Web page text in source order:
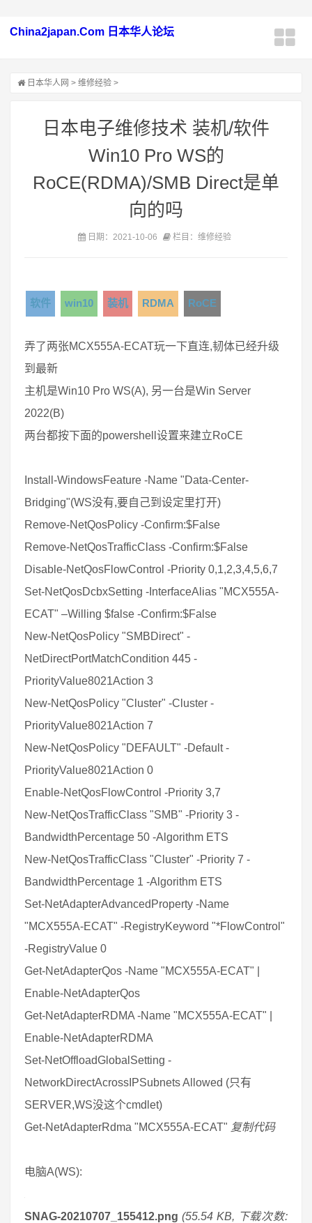
China2japan.Com 日本华人论坛
日本华人网 > 维修经验 >
日本电子维修技术 装机/软件
Win10 Pro WS的
RoCE(RDMA)/SMB Direct是单
向的吗
日期：2021-10-06 栏目：维修经验
软件 win10 装机 RDMA RoCE
弄了两张MCX555A-ECAT玩一下直连,韧体已经升级
到最新
主机是Win10 Pro WS(A), 另一台是Win Server
2022(B)
两台都按下面的powershell设置来建立RoCE
Install-WindowsFeature -Name "Data-Center-
Bridging"(WS没有,要自己到设定里打开)
Remove-NetQosPolicy -Confirm:$False
Remove-NetQosTrafficClass -Confirm:$False
Disable-NetQosFlowControl -Priority 0,1,2,3,4,5,6,7
Set-NetQosDcbxSetting -InterfaceAlias "MCX555A-
ECAT" –Willing $false -Confirm:$False
New-NetQosPolicy "SMBDirect" -
NetDirectPortMatchCondition 445 -
PriorityValue8021Action 3
New-NetQosPolicy "Cluster" -Cluster -
PriorityValue8021Action 7
New-NetQosPolicy "DEFAULT" -Default -
PriorityValue8021Action 0
Enable-NetQosFlowControl -Priority 3,7
New-NetQosTrafficClass "SMB" -Priority 3 -
BandwidthPercentage 50 -Algorithm ETS
New-NetQosTrafficClass "Cluster" -Priority 7 -
BandwidthPercentage 1 -Algorithm ETS
Set-NetAdapterAdvancedProperty -Name
"MCX555A-ECAT" -RegistryKeyword "*FlowControl"
-RegistryValue 0
Get-NetAdapterQos -Name "MCX555A-ECAT" |
Enable-NetAdapterQos
Get-NetAdapterRDMA -Name "MCX555A-ECAT" |
Enable-NetAdapterRDMA
Set-NetOffloadGlobalSetting -
NetworkDirectAcrossIPSubnets Allowed (只有
SERVER,WS没这个cmdlet)
Get-NetAdapterRdma "MCX555A-ECAT" 复制代码
电脑A(WS):
SNAG-20210707_155412.png (55.54 KB, 下载次数: